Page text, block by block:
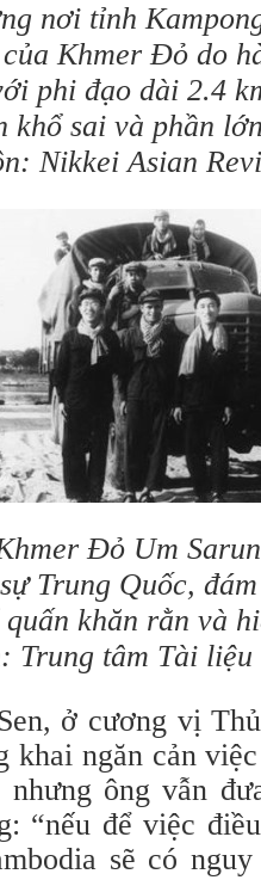
nơi tỉnh
Khmer Đỏ do
phi đạo dài 2.4
khổ sai và phần
Nikkei Asian
Đỏ Um
Trung Quốc,
khăn rằn và
Trung tâm Tài
ở cương vị
khai ngăn cản
ông vẫn
“nếu để việc
sẽ có